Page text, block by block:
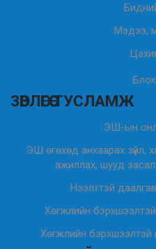
Мэдээ,
ЗӨВЛӨГӨӨ ТУСЛАМЖ
ЭШ-ын
ЭШ өгөхөд анхаарах зүйл,
ажиллах, шууд
Нээлттэй
Хөгжлийн
Хөгжлийн